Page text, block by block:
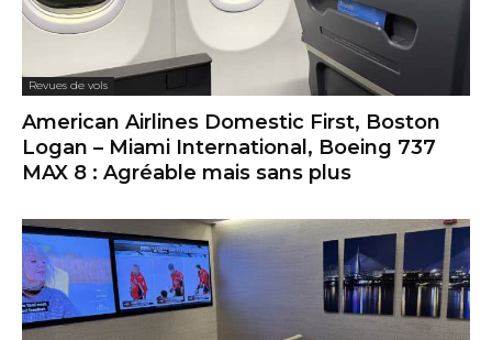
Revues de vols
American Airlines Domestic First, Boston
Logan – Miami International, Boeing 737
MAX 8 : Agréable mais sans plus